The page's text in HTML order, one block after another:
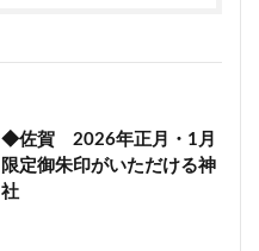
◆佐賀 2026年正月・1月
限定御朱印がいただける神
社